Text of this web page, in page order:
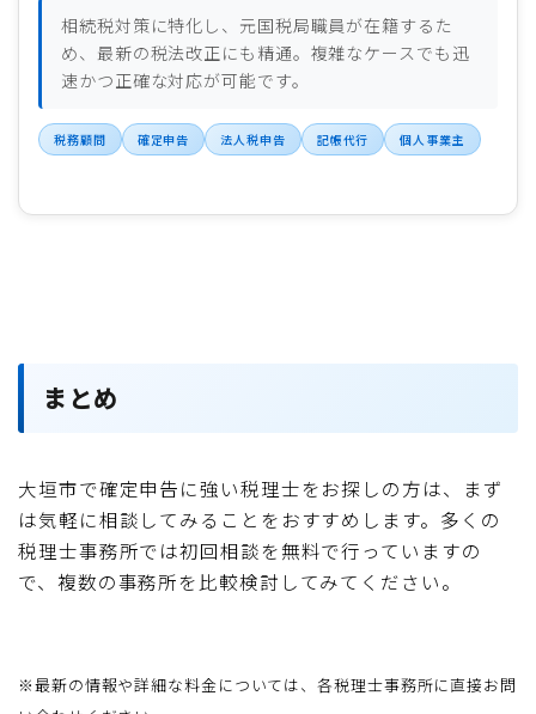
相続税対策に特化し、元国税局職員が在籍するた
め、最新の税法改正にも精通。複雑なケースでも迅
速かつ正確な対応が可能です。
税務顧問 確定申告 法人税申告 記帳代行 個人事業主
まとめ
大垣市で確定申告に強い税理士をお探しの方は、まず
は気軽に相談してみることをおすすめします。多くの
税理士事務所では初回相談を無料で行っていますの
で、複数の事務所を比較検討してみてください。
※最新の情報や詳細な料金については、各税理士事務所に直接お問